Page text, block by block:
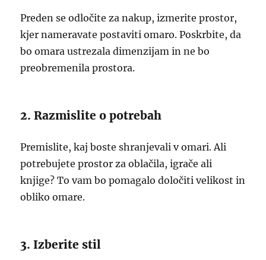
Preden se odločite za nakup, izmerite prostor,
kjer nameravate postaviti omaro. Poskrbite, da
bo omara ustrezala dimenzijam in ne bo
preobremenila prostora.
2. Razmislite o potrebah
Premislite, kaj boste shranjevali v omari. Ali
potrebujete prostor za oblačila, igrače ali
knjige? To vam bo pomagalo določiti velikost in
obliko omare.
3. Izberite stil